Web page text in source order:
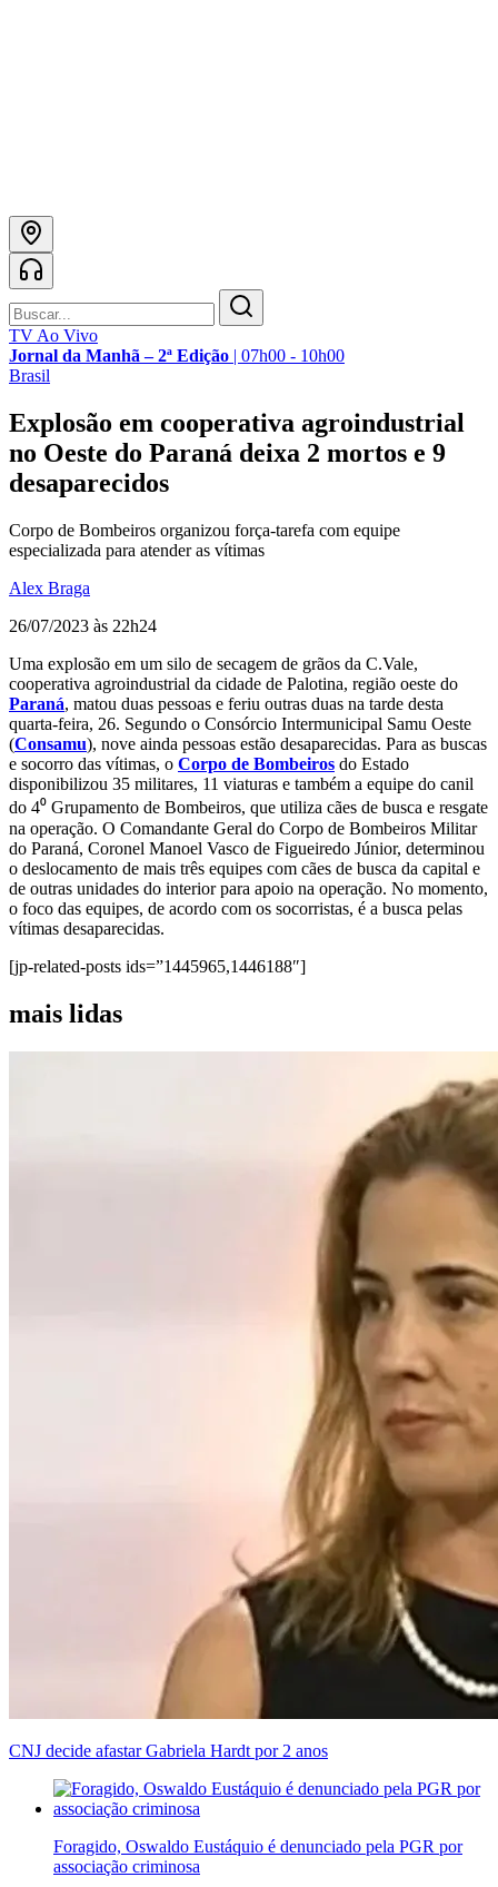
TV Ao Vivo
Jornal da Manhã – 2ª Edição | 07h00 - 10h00
Brasil
Explosão em cooperativa agroindustrial
no Oeste do Paraná deixa 2 mortos e 9
desaparecidos
Corpo de Bombeiros organizou força-tarefa com equipe
especializada para atender as vítimas
Alex Braga
26/07/2023 às 22h24
Uma explosão em um silo de secagem de grãos da C.Vale,
cooperativa agroindustrial da cidade de Palotina, região oeste do
Paraná, matou duas pessoas e feriu outras duas na tarde desta
quarta-feira, 26. Segundo o Consórcio Intermunicipal Samu Oeste
(Consamu), nove ainda pessoas estão desaparecidas. Para as buscas
e socorro das vítimas, o Corpo de Bombeiros do Estado
disponibilizou 35 militares, 11 viaturas e também a equipe do canil
do 4⁰ Grupamento de Bombeiros, que utiliza cães de busca e resgate
na operação. O Comandante Geral do Corpo de Bombeiros Militar
do Paraná, Coronel Manoel Vasco de Figueiredo Júnior, determinou
o deslocamento de mais três equipes com cães de busca da capital e
de outras unidades do interior para apoio na operação. No momento,
o foco das equipes, de acordo com os socorristas, é a busca pelas
vítimas desaparecidas.
[jp-related-posts ids=”1445965,1446188″]
mais lidas
CNJ decide afastar Gabriela Hardt por 2 anos
Foragido, Oswaldo Eustáquio é denunciado pela PGR por
associação criminosa